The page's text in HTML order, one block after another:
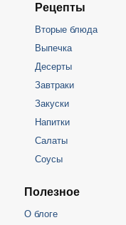
Рецепты
Вторые блюда
Выпечка
Десерты
Завтраки
Закуски
Напитки
Салаты
Соусы
Полезное
О блоге